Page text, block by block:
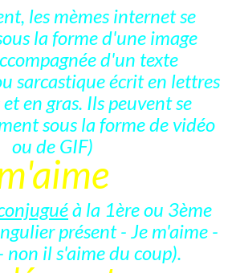
les mèmes internet se
la forme d'une image
d'un texte
sarcastique écrit en lettres
en gras. Ils peuvent se
sous la forme de vidéo
ou de GIF)
à la 1ère ou 3ème
présent - Je m'aime -
non il s'aime du coup).